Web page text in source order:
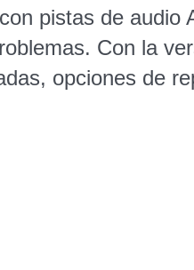
pistas de audio
Con la
opciones de